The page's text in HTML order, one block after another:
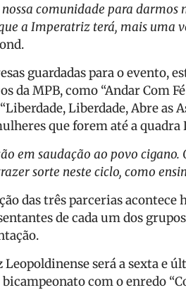
comunidade para
a Imperatriz terá, mais uma
guardadas para o evento,
da MPB, como “Andar Com
Liberdade, Abre as
que forem até a quadra
em saudação ao povo
sorte neste ciclo, como
das três parcerias
de cada um dos
será a sexta e
com o enredo